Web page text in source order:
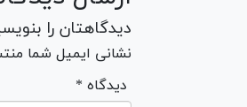
دیدگاهتان را
نشانی ایمیل شما
* دیدگاه